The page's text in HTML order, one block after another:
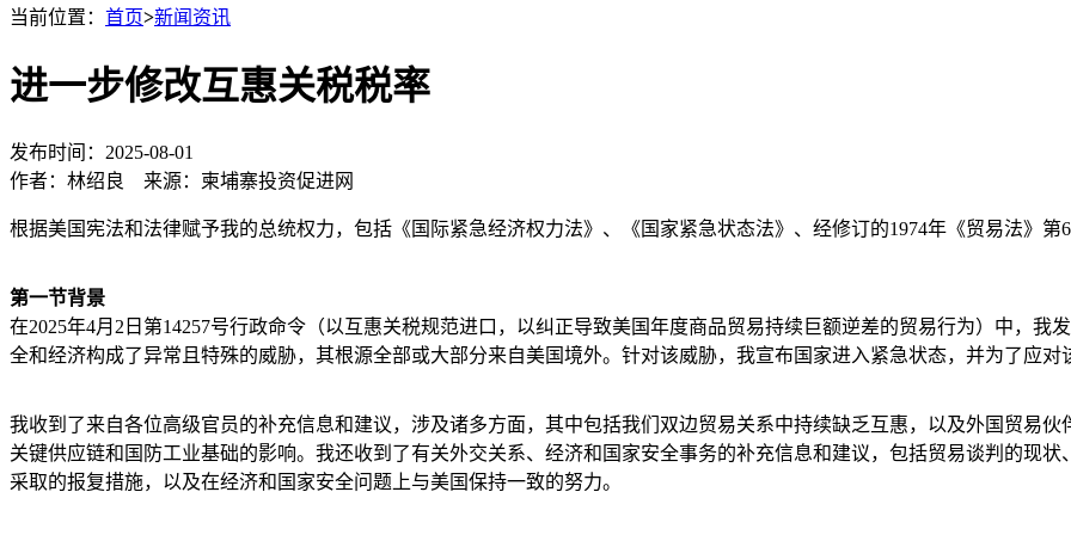
当前位置： 首页>新闻资讯
进一步修改互惠关税税率
发布时间：2025-08-01
作者：林绍良 来源：柬埔寨投资促进网
根据美国宪法和法律赋予我的总统权力，包括《国际紧急经济权力法》、《国家紧急状态法》、经修订的1974年《贸易法》
第一节背景
在2025年4月2日第14257号行政命令（以互惠关税规范进口，以纠正导致美国年度商品贸易持续巨额逆差的贸易行为）中，
全和经济构成了异常且特殊的威胁，其根源全部或大部分来自美国境外。针对该威胁，我宣布国家进入紧急状态，并为了应
我收到了来自各位高级官员的补充信息和建议，涉及诸多方面，其中包括我们双边贸易关系中持续缺乏互惠，以及外国贸易
关键供应链和国防工业基础的影响。我还收到了有关外交关系、经济和国家安全事务的补充信息和建议，包括贸易谈判的现
采取的报复措施，以及在经济和国家安全问题上与美国保持一致的努力。